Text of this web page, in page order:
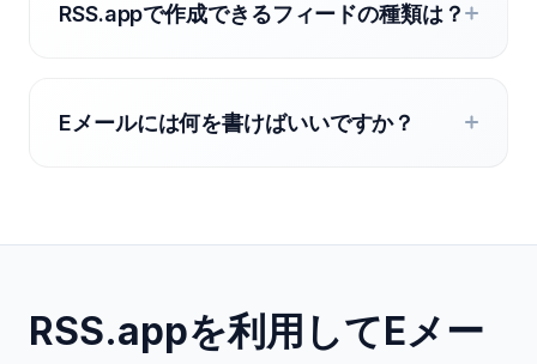
RSS.appで作成できるフィードの種類は？
Eメールには何を書けばいいですか？
RSS.appを利用してEメー